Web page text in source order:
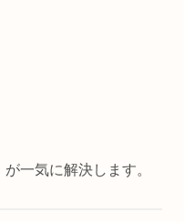
一気に解決します。